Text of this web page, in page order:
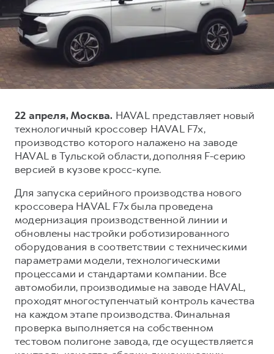
DARGO
от 3 199 000 ₽ от 3 499 000 ₽
F7
от 2 899 000 ₽
F7X
от 3 599 000 ₽
POER
от 3 449 000 ₽
Тест-драйв
Трейд-ин
КРЕДИТ И СТРАХОВАНИЕ
Страхование
Кредит
КОРПОРАТИВНЫМ КЛИЕНТАМ
Для малого бизнеса
Корпоративным клиентам
Крупным корпоративным клиентам
Система управления автопарком
Сервис для корпоративных клиентов
HAVAL Лизинг
АКСЕССУАРЫ HAVAL
СЕРВИСНОЕ ОБСЛУЖИВАНИЕ
Нулевое ТО
Программа «Помощь на дороге»
Регламенты технического обслуживания
GWM Безопасность
Гарантия HAVAL
Мобильное приложение GWM
Программа «HAVAL Защита+»
Руководства по эксплуатации
Подписки
АКСЕССУАРЫ HAVAL
Автомобильные аксессуары
Коллекция CITY
О дилере
Наша команда
Контакты
22 апреля, Москва. HAVAL представляет новый
технологичный кроссовер HAVAL F7x,
производство которого налажено на заводе
HAVAL в Тульской области, дополняя F-серию
версией в кузове кросс-купе.
Для запуска серийного производства нового
кроссовера HAVAL F7x была проведена
модернизация производственной линии и
обновлены настройки роботизированного
оборудования в соответствии с техническими
параметрами модели, технологическими
процессами и стандартами компании. Все
автомобили, производимые на заводе HAVAL,
проходят многоступенчатый контроль качества
на каждом этапе производства. Финальная
проверка выполняется на собственном
тестовом полигоне завода, где осуществляется